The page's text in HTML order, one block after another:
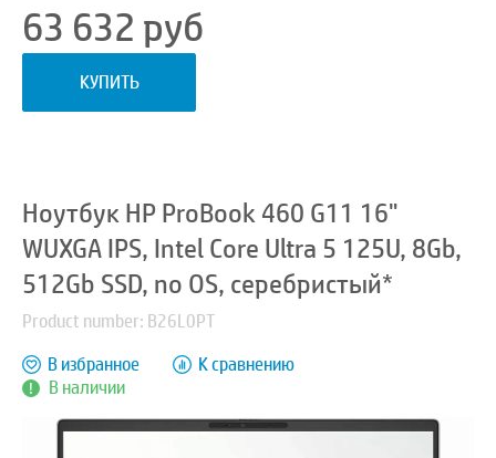
63 632 руб
КУПИТЬ
Ноутбук HP ProBook 460 G11 16"
WUXGA IPS, Intel Core Ultra 5 125U, 8Gb,
512Gb SSD, no OS, серебристый*
Product number: B26L0PT
В наличии
В избранное К сравнению